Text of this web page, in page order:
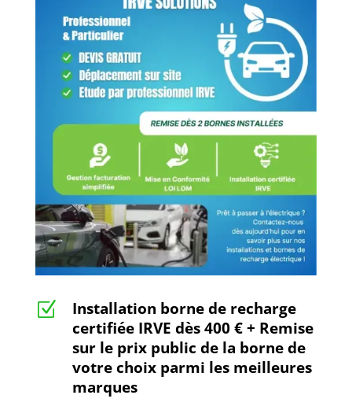
Z
Installation borne de recharge
certifiée IRVE dès 400 € + Remise
sur le prix public de la borne de
votre choix parmi les meilleures
marques